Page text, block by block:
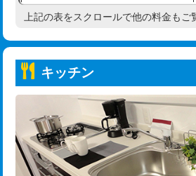
持込商品取付（温水洗浄便座）
持込商品取付（普通便座⇔温水洗浄便
給水管工事※（ホール加工)
給水管工事※（バンド止め)
給水管工事※（支持金具設置)
給水管工事※（保温材使用（バンド止
高度高圧洗浄換
トーラー機使用/3mまで
追加トーラー機使用/3m超え
カメラ調査
桝清掃
上記の表をスクロールで他の料金もご
キッチン